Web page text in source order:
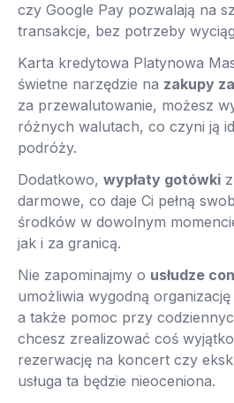
czy Google Pay pozwalają na
transakcje, bez potrzeby
Karta kredytowa Platynowa
świetne narzędzie na zakupy
za przewalutowanie, możesz
różnych walutach, co czyni ją
podróży.
Dodatkowo, wypłaty gotówki
darmowe, co daje Ci pełną
środków w dowolnym
jak i za granicą.
Nie zapominajmy o usłudze
umożliwia wygodną
a także pomoc przy
chcesz zrealizować coś
rezerwację na koncert czy
usługa ta będzie nieoceniona.